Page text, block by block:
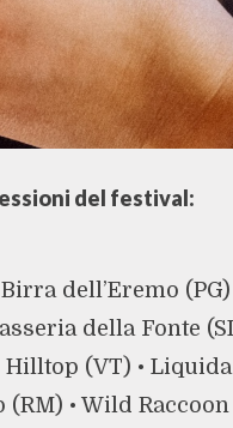
del festival:
dell’Eremo
della Fonte
(VT) • Liquida
• Wild Raccoon